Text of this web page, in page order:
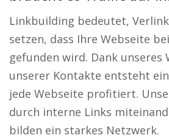
Linkbuilding bedeutet,
setzen, dass Ihre Webseite
gefunden wird. Dank unseres
unserer Kontakte entsteht
jede Webseite profitiert.
durch interne Links
bilden ein starkes Netzwerk.